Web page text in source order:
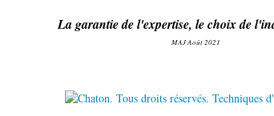
La garantie de l'expertise, le choix de
MAJ Août 2021